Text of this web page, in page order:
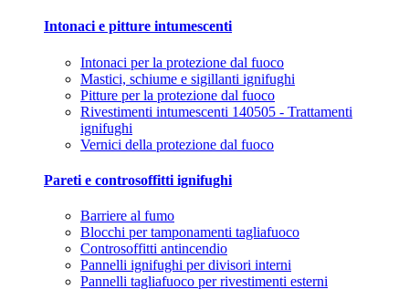
Intonaci e pitture intumescenti
Intonaci per la protezione dal fuoco
Mastici, schiume e sigillanti ignifughi
Pitture per la protezione dal fuoco
Rivestimenti intumescenti 140505 - Trattamenti
ignifughi
Vernici della protezione dal fuoco
Pareti e controsoffitti ignifughi
Barriere al fumo
Blocchi per tamponamenti tagliafuoco
Controsoffitti antincendio
Pannelli ignifughi per divisori interni
Pannelli tagliafuoco per rivestimenti esterni